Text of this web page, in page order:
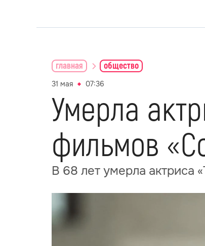
главная общество
31 мая 07:36
Умерла
фильмов
В 68 лет умерла актриса